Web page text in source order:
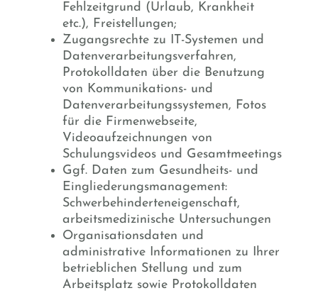
Fehlzeitgrund (Urlaub, Krankheit
etc.), Freistellungen;
Zugangsrechte zu IT-Systemen und
Datenverarbeitungsverfahren,
Protokolldaten über die Benutzung
von Kommunikations- und
Datenverarbeitungssystemen, Fotos
für die Firmenwebseite,
Videoaufzeichnungen von
Schulungsvideos und Gesamtmeetings
Ggf. Daten zum Gesundheits- und
Eingliederungsmanagement:
Schwerbehinderteneigenschaft,
arbeitsmedizinische Untersuchungen
Organisationsdaten und
administrative Informationen zu Ihrer
betrieblichen Stellung und zum
Arbeitsplatz sowie Protokolldaten